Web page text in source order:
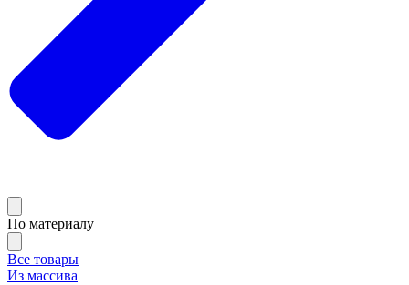
По материалу
Все товары
Из массива